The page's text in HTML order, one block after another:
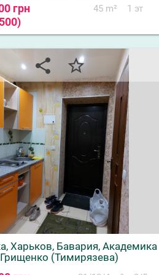
грн
45 m² 1 эт
share star_border
Харьков, Бавария, Академика
Грищенко (Тимирязева)